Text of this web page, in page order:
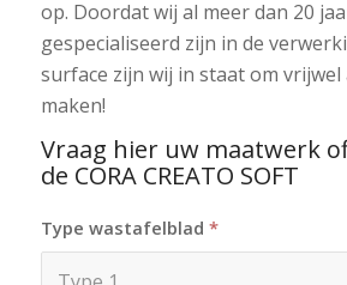
op. Doordat wij al meer dan 20
gespecialiseerd zijn in de
surface zijn wij in staat om vrijwel
maken!
Vraag hier uw maatwerk
de CORA CREATO SOFT
Type wastafelblad *